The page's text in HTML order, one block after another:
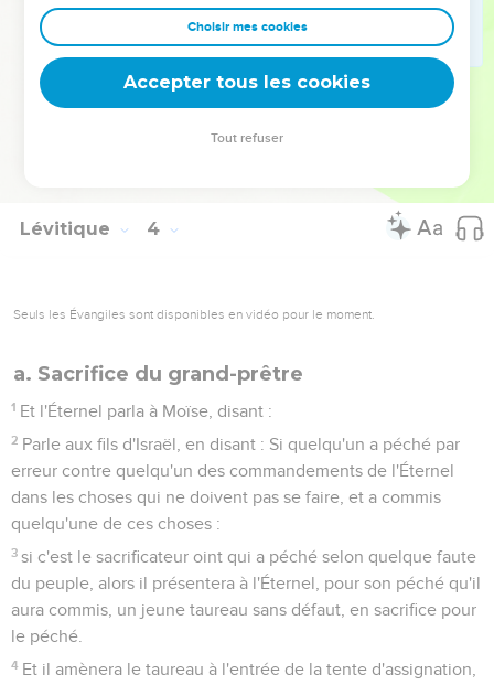
jusque sur les rognons ;
et le sacrificateur les fera fumer sur l'autel : c'est un pain
de sacrifice par feu, en odeur agréable. Toute graisse
appartient à l'Éternel.
C'est un statut perpétuel, en vos générations, dans toutes
Lévitique 4
Seuls les Évangiles sont disponibles en vidéo pour le moment.
a. Sacrifice du grand-prêtre
1 Et l'Éternel parla à Moïse, disant :
2 Parle aux fils d'Israël, en disant : Si quelqu'un a péché par
erreur contre quelqu'un des commandements de l'Éternel
dans les choses qui ne doivent pas se faire, et a commis
quelqu'une de ces choses :
3 si c'est le sacrificateur oint qui a péché selon quelque faute
du peuple, alors il présentera à l'Éternel, pour son péché qu'il
aura commis, un jeune taureau sans défaut, en sacrifice pour
le péché.
4 Et il amènera le taureau à l'entrée de la tente d'assignation,
Choisir mes cookies
Accepter tous les cookies
Tout refuser